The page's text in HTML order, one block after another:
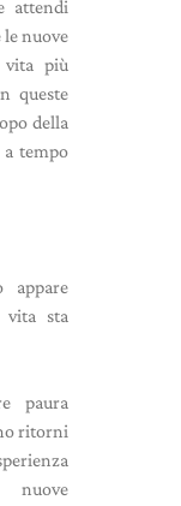
attendi
nuove
vita più
queste
della
tempo
vita sta
paura
ritorni